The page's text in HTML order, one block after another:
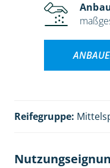
Reifegruppe: